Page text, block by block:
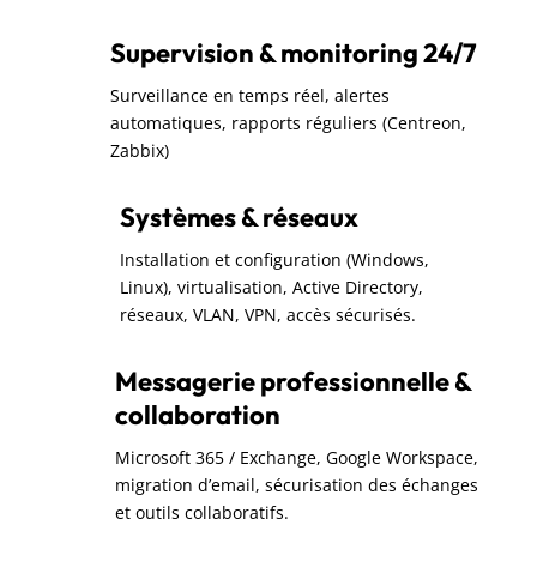
Supervision & monitoring 24/7
Surveillance en temps réel, alertes
automatiques, rapports réguliers (Centreon,
Zabbix)
Systèmes & réseaux
Installation et configuration (Windows,
Linux), virtualisation, Active Directory,
réseaux, VLAN, VPN, accès sécurisés.
Messagerie professionnelle &
collaboration
Microsoft 365 / Exchange, Google Workspace,
migration d’email, sécurisation des échanges
et outils collaboratifs.